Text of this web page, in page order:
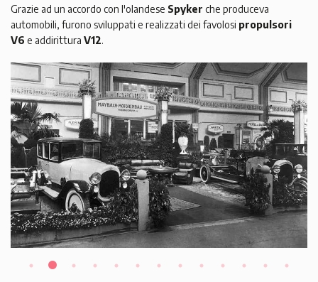
Grazie ad un accordo con l'olandese Spyker che produceva
automobili, furono sviluppati e realizzati dei favolosi propulsori
V6 e addirittura V12.